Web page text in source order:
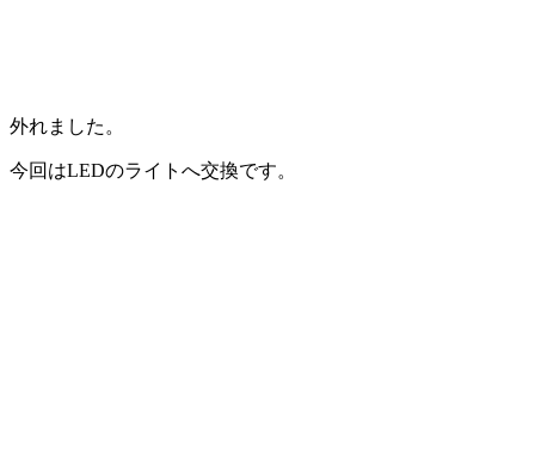
外れました。
今回はLEDのライトへ交換です。